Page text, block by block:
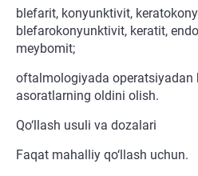
blefarit, konyunktivit,
blefarokonyunktivit, keratit,
meybomit;
oftalmologiyada operatsiyadan
asoratlarning oldini olish.
Qo‘llash usuli va dozalari
Faqat mahalliy qo‘llash uchun.